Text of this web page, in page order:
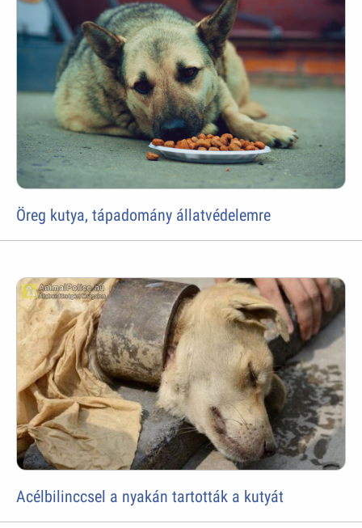
Öreg kutya, tápadomány állatvédelemre
Acélbilinccsel a nyakán tartották a kutyát